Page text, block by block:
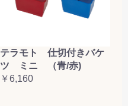
テラモト 仕切付きバケ
ツ ミニ （青/赤)
￥6,160